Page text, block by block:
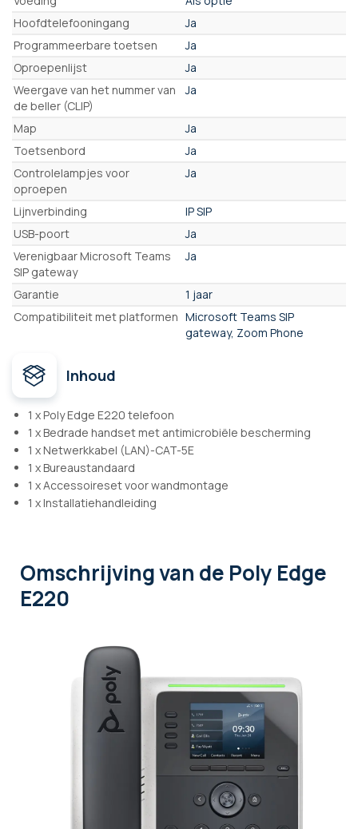
Hoofdtelefooningang
Ja
Programmeerbare toetsen
Ja
Oproepenlijst
Ja
Weergave van het nummer van
de beller (CLIP)
Ja
Map
Ja
Toetsenbord
Ja
Controlelampjes voor
oproepen
Ja
Lijnverbinding
IP SIP
USB-poort
Ja
Verenigbaar Microsoft Teams
SIP gateway
Ja
Garantie
1 jaar
Compatibiliteit met platformen Microsoft Teams SIP
gateway, Zoom Phone
Inhoud
1 x Poly Edge E220 telefoon
1 x Bedrade handset met antimicrobiële bescherming
1 x Netwerkkabel (LAN)-CAT-5E
1 x Bureaustandaard
1 x Accessoireset voor wandmontage
1 x Installatiehandleiding
Omschrijvingvan de Poly Edge
E220